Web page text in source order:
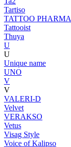
Tartiso
TATTOO PHARMA
Tattooist
Thuya
U
U
Unique name
UNO
V
V
VALERI-D
Velvet
VERAKSO
Vetus
Visag Style
Voice of Kalipso